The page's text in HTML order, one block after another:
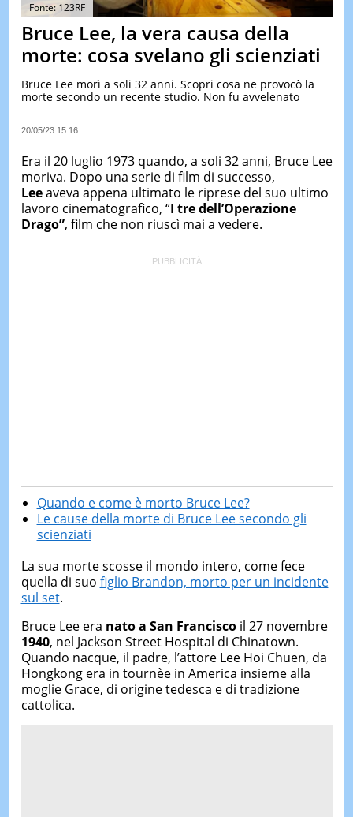
TEST
LE
DI
Fonte: 123RF
Bruce Lee, la vera causa della
morte: cosa svelano gli scienziati
Bruce Lee morì a soli 32 anni. Scopri cosa ne provocò la
morte secondo un recente studio. Non fu avvelenato
20/05/23 15:16
Era il 20 luglio 1973 quando, a soli 32 anni, Bruce Lee
moriva. Dopo una serie di film di successo,
Leeaveva appena ultimato le riprese del suo ultimo
lavoro cinematografico, “I tre dell’Operazione
Drago”, film che non riuscì mai a vedere.
Quando e come è morto Bruce Lee?
Le cause della morte di Bruce Lee secondo gli
scienziati
La sua morte scosse il mondo intero, come fece
quella di suo figlio Brandon, morto per un incidente
sul set.
Bruce Lee era nato a San Franciscoil 27 novembre
1940, nel Jackson Street Hospital di Chinatown.
Quando nacque, il padre, l’attore Lee Hoi Chuen, da
Hongkong era in tournèe in America insieme alla
moglie Grace, di origine tedesca e di tradizione
cattolica.